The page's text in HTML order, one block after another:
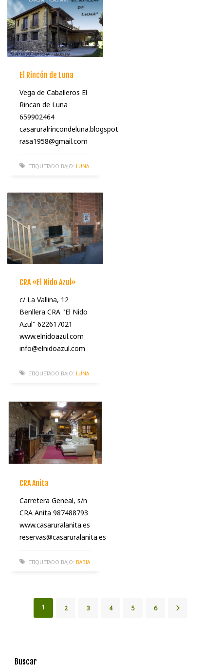
El Rincón de Luna
Vega de Caballeros El
Rincan de Luna
659902464
casaruralrincondeluna.blogspot
rasa1958@gmail.com
ETIQUETADO BAJO: LUNA
CRA «El Nido Azul»
c/ La Vallina, 12
Benllera CRA "El Nido
Azul" 622617021
www.elnidoazul.com
info@elnidoazul.com
ETIQUETADO BAJO: LUNA
CRA Anita
Carretera Geneal, s/n
CRA Anita 987488793
www.casaruralanita.es
reservas@casaruralanita.es
ETIQUETADO BAJO: BABIA
1 2 3 4 5 6
Buscar